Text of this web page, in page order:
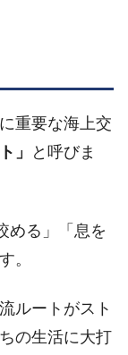
重要な海上交
」
と呼びま
める」「息を
。
ルートがスト
の生活に大打